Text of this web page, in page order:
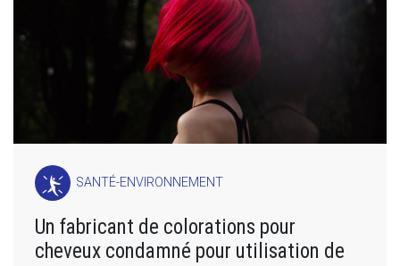
SANTÉ-ENVIRONNEMENT
Un fabricant de colorations pour
cheveux condamné pour utilisation de